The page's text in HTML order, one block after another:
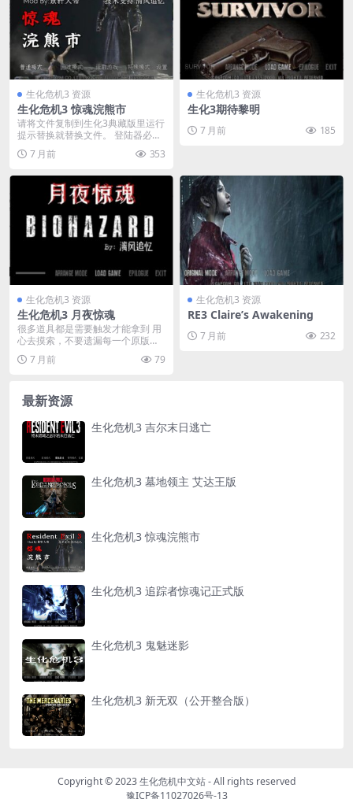
生化危机3 资源
生化危机3 惊魂浣熊市
请将文件复制到生化3典藏版里运行
提示替换就替换文件。 登陆器必须
用专用的。 请...
7 月前 353
生化危机3 资源
生化3期待黎明
7 月前 185
生化危机3 资源
生化危机3 月夜惊魂
很多道具都是需要触发才能拿到 用
心去摸索，不要遗漏每一个原版有
道具的地方。 如果...
7 月前 79
生化危机3 资源
RE3 Claire’s Awakening
7 月前 232
最新资源
生化危机3 吉尔末日逃亡
生化危机3 墓地领主 艾达王版
生化危机3 惊魂浣熊市
生化危机3 追踪者惊魂记正式版
生化危机3 鬼魅迷影
生化危机3 新无双（公开整合版）
Copyright © 2023生化危机中文站- All rights reserved
豫ICP备11027026号-13